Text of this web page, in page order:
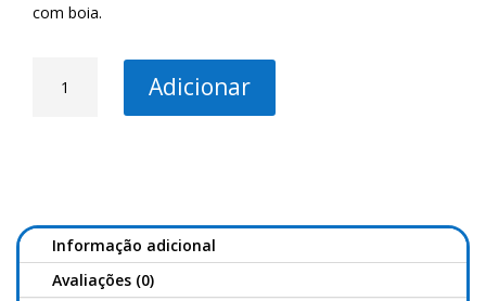
com boia.
1kg
Adicionar
Informação adicional
Avaliações (0)